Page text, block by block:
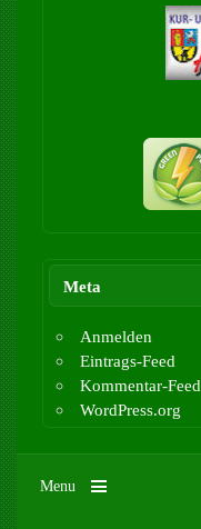
Meta
Anmelden
Eintrags-Feed
Kommentar-Feed
WordPress.org
Menu